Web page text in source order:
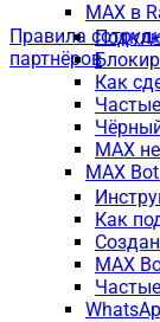
MAX в
Как
MAX
MAX Bot
Как
MAX
Правила
партнёров